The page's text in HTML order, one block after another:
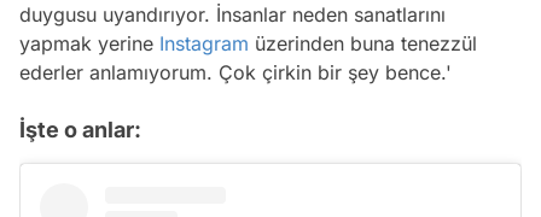
duygusu uyandırıyor. İnsanlar neden sanatlarını
yapmak yerine Instagram üzerinden buna tenezzül
ederler anlamıyorum. Çok çirkin bir şey bence.'
İşte o anlar: